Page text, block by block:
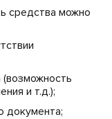
средства можно
(возможность
и т.д.);